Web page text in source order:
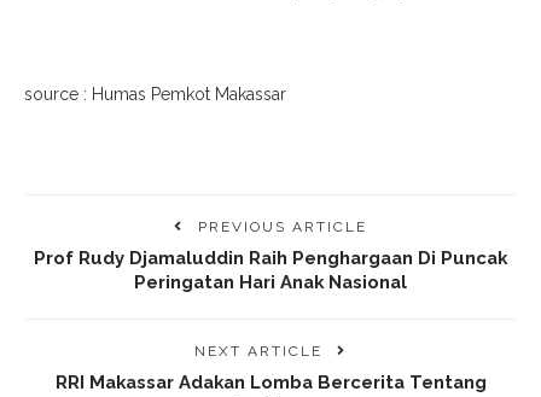
source : Humas Pemkot Makassar
PREVIOUS ARTICLE
Prof Rudy Djamaluddin Raih Penghargaan Di Puncak
Peringatan Hari Anak Nasional
NEXT ARTICLE
RRI Makassar Adakan Lomba Bercerita Tentang